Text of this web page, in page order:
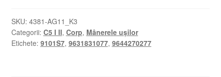
Stângă
Citroën
C5
SKU: 4381-AG11_K3
Categorii: C5 I II, Corp, Mânerele ușilor
Etichete: 9101S7, 9631831077, 9644270277